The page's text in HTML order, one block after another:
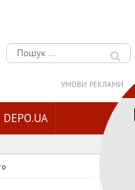
Пошук:
УМОВИ РЕКЛАМИ
DEPO.UA